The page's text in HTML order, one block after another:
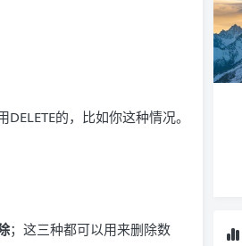
的，比如你这种情况。
；这三种都可以用来删除数